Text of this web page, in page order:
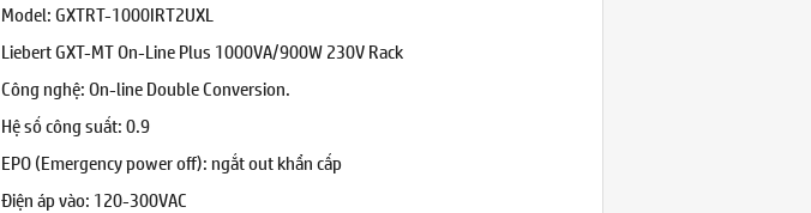
Model: GXTRT-1000IRT2UXL
Liebert GXT-MT On-Line Plus 1000VA/900W 230V Rack
Công nghệ: On-line Double Conversion.
Hệ số công suất: 0.9
EPO (Emergency power off): ngắt out khẩn cấp
Điện áp vào: 120-300VAC